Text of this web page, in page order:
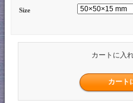
Size
カートに入